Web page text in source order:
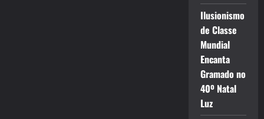
Ilusionismo
de Classe
Mundial
Encanta
Gramado no
40º Natal
Luz